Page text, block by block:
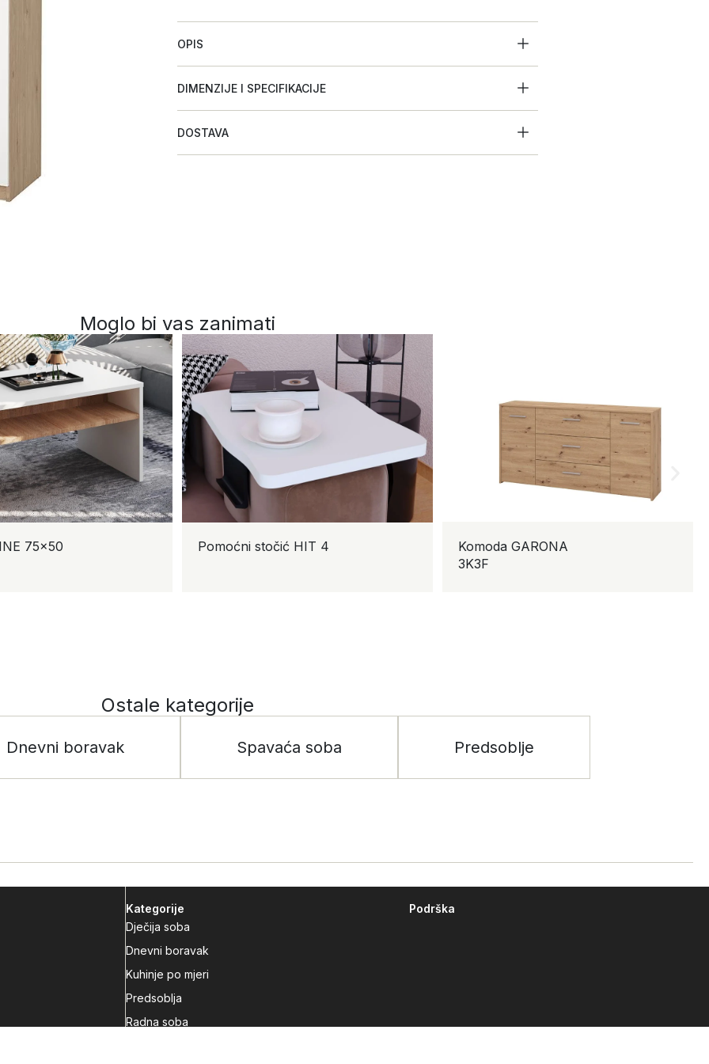
OPIS
DIMENZIJE I SPECIFIKACIJE
DOSTAVA
Moglo bi vas zanimati
Komoda MARRON
Noćni ormarić
ALERIA NO1F
Ostale kategorije
Dnevni boravak Spavaća soba Predsoblje
Kategorije
Dječija soba
Dnevni boravak
Kuhinje po mjeri
Predsoblja
Radna soba
Podrška